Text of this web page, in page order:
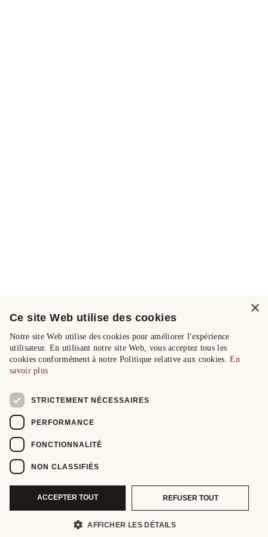
×
Ce site Web utilise des cookies
Notre site Web utilise des cookies pour améliorer l'expérience
utilisateur. En utilisant notre site Web, vous acceptez tous les
cookies conformément à notre Politique relative aux cookies.En
savoir plus
STRICTEMENT NÉCESSAIRES
PERFORMANCE
FONCTIONNALITÉ
NON CLASSIFIÉS
ACCEPTER TOUT REFUSER TOUT
AFFICHER LES DÉTAILS